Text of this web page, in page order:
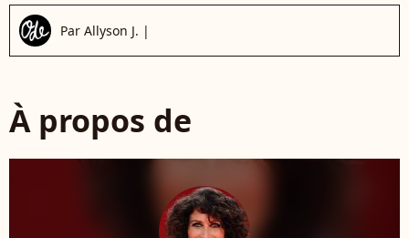
Par Allyson J. |
À propos de